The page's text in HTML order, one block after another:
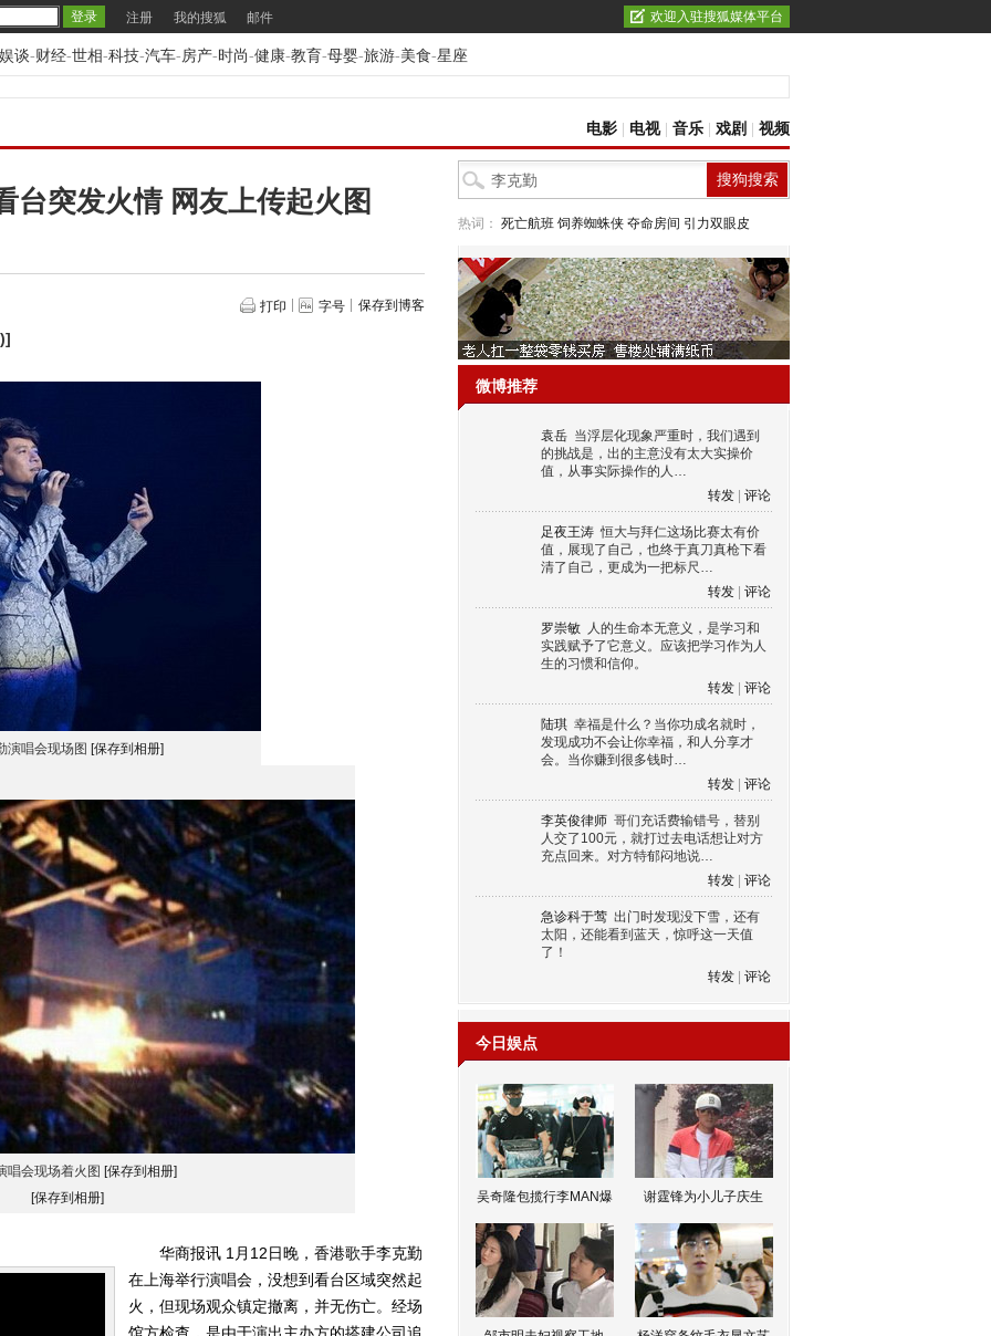
注册 我的搜狐 邮件 欢迎入驻搜狐媒体平台
娱谈-财经-世相-科技-汽车-房产-时尚-健康-教育-母婴-旅游-美食-星座
电影 电视| 音乐 戏剧 视频
台突发火情 网友上传起火图
打印 字号 保存到博客
]
演唱会现场图 [保存到相册]
唱会现场着火图 [保存到相册]
[保存到相册]
华商报讯 1月12日晚，香港歌手李克勤
在上海举行演唱会，没想到看台区域突然起
火，但现场观众镇定撤离，并无伤亡。经场
热词： 死亡航班 饲养蜘蛛侠 夺命房间 引力双眼皮
微博推荐
袁岳 当浮层化现象严重时，我们遇到
的挑战是，出的主意没有太大实操价
值，从事实际操作的人…
转发
评论
足夜王涛 恒大与拜仁这场比赛太有价
值，展现了自己，也终于真刀真枪下看
清了自己，更成为一把标尺…
转发
评论
罗崇敏 人的生命本无意义，是学习和
实践赋予了它意义。应该把学习作为人
生的习惯和信仰。
转发
评论
陆琪 幸福是什么？当你功成名就时，
发现成功不会让你幸福，和人分享才
会。当你赚到很多钱时…
转发
评论
李英俊律师 哥们充话费输错号，替别
人交了100元，就打过去电话想让对方
充点回来。对方特郁闷地说…
转发
评论
急诊科于莺 出门时发现没下雪，还有
太阳，还能看到蓝天，惊呼这一天值
了！
转发
评论
今日娱点
吴奇隆包揽行李MAN爆 谢霆锋为小儿子庆生